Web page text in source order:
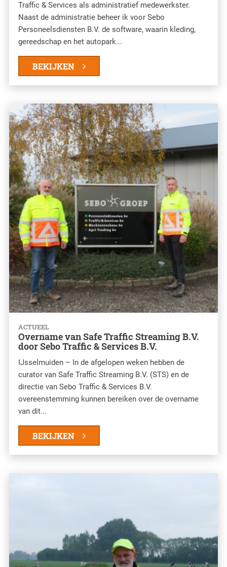
Traffic & Services als administratief medewerkster.
Naast de administratie beheer ik voor Sebo
Personeelsdiensten B.V. de software, waarin kleding,
gereedschap en het autopark...
BEKIJKEN
ACTUEEL
Overname van Safe Traffic Streaming B.V.
door Sebo Traffic & Services B.V.
IJsselmuiden – In de afgelopen weken hebben de
curator van Safe Traffic Streaming B.V. (STS) en de
directie van Sebo Traffic & Services B.V.
overeenstemming kunnen bereiken over de overname
van dit...
BEKIJKEN